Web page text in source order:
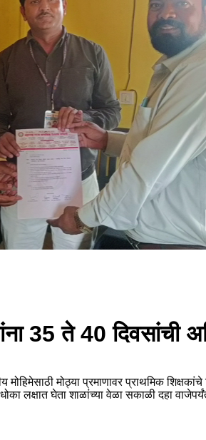
35 ते 40 दिवसांची
मोहिमेसाठी मोठ्या प्रमाणावर प्राथमिक
लक्षात घेता शाळांच्या वेळा सकाळी दहा